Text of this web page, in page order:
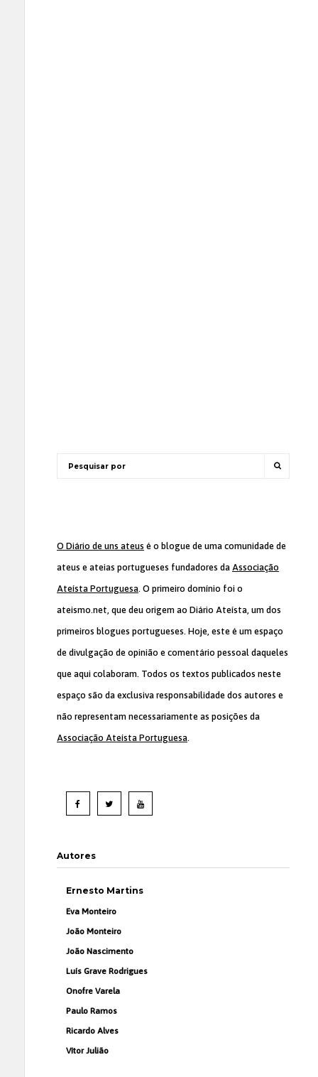
O Diário de uns ateus é o blogue de uma comunidade de
ateus e ateias portugueses fundadores da Associação
Ateísta Portuguesa. O primeiro domínio foi o
ateismo.net, que deu origem ao Diário Ateísta, um dos
primeiros blogues portugueses. Hoje, este é um espaço
de divulgação de opinião e comentário pessoal daqueles
que aqui colaboram. Todos os textos publicados neste
espaço são da exclusiva responsabilidade dos autores e
não representam necessariamente as posições da
Associação Ateísta Portuguesa.
Autores
Ernesto Martins
Eva Monteiro
João Monteiro
João Nascimento
Luís Grave Rodrigues
Onofre Varela
Paulo Ramos
Ricardo Alves
Vítor Julião